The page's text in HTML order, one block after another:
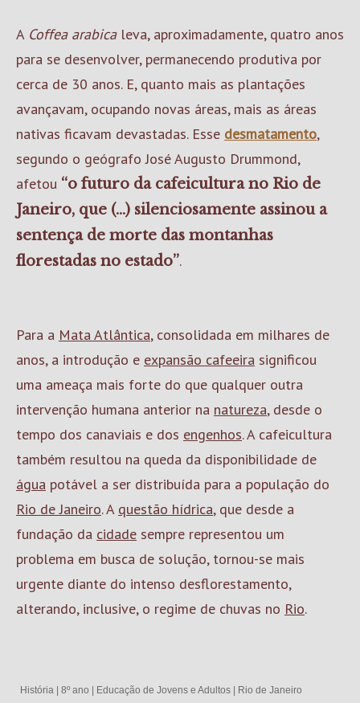
A Coffea arabicaleva, aproximadamente, quatro anos
para se desenvolver, permanecendo produtiva por
cerca de 30 anos. E, quanto mais as plantações
avançavam, ocupando novas áreas, mais as áreas
nativas ficavam devastadas. Esse desmatamento,
segundo o geógrafo José Augusto Drummond,
afetou “o futuro da cafeicultura no Rio de
Janeiro, que (...) silenciosamente assinou a
sentença de morte das montanhas
florestadas no estado”.
Para a Mata Atlântica, consolidada em milhares de
anos, a introdução e expansão cafeeira significou
uma ameaça mais forte do que qualquer outra
intervenção humana anterior na natureza, desde o
tempo dos canaviais e dos engenhos. A cafeicultura
também resultou na queda da disponibilidade de
água potável a ser distribuída para a população do
Rio de Janeiro. A questão hídrica, que desde a
fundação da cidade sempre representou um
problema em busca de solução, tornou-se mais
urgente diante do intenso desflorestamento,
alterando, inclusive, o regime de chuvas no Rio.
História 8º ano Educação de Jovens e Adultos Rio de Janeiro